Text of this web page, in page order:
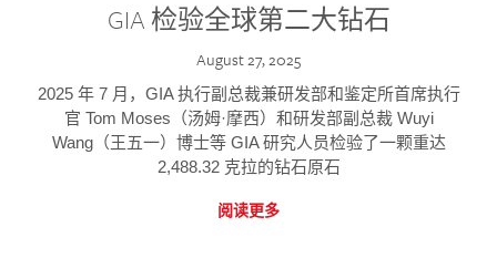
GIA 检验全球第二大钻石
August 27, 2025
2025 年 7 月，GIA 执行副总裁兼研发部和鉴定所首席执行
官 Tom Moses（汤姆·摩西）和研发部副总裁 Wuyi
Wang（王五一）博士等 GIA 研究人员检验了一颗重达
2,488.32 克拉的钻石原石
阅读更多